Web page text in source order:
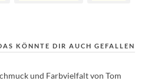
KÖNNTE DIR AUCH GEFALLEN
und Farbvielfalt von Tom